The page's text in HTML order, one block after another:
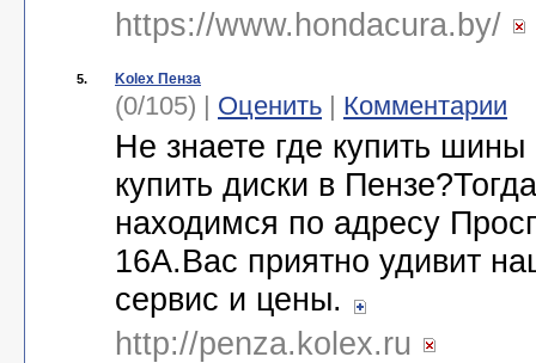
https://www.hondacura.by/
5. Kolex Пенза
(0/105) | Оценить | Комментарии
Не знаете где купить
купить диски в
находимся по адресу
16А.Вас приятно удивит
сервис и цены.
http://penza.kolex.ru